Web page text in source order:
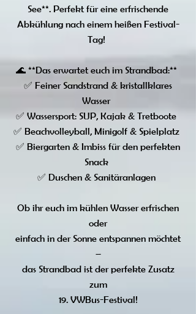
See**. Perfekt für eine erfrischende
Abkühlung nach einem heißen Festival-
Tag!
🌊 **Das erwartet euch im Strandbad:**
✅ Feiner Sandstrand & kristallklares
Wasser
✅ Wassersport: SUP, Kajak & Tretboote
✅ Beachvolleyball, Minigolf & Spielplatz
✅ Biergarten & Imbiss für den perfekten
Snack
✅ Duschen & Sanitäranlagen
Ob ihr euch im kühlen Wasser erfrischen
oder
einfach in der Sonne entspannen möchtet
–
das Strandbad ist der perfekte Zusatz
zum
19. VWBus-Festival!